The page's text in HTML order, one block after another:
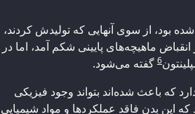
بود، از سوی آنهایی که تولیدش کردند،
ماهیچه‌های پایینی شکم آمد، اما در
6 گفته می‌شود.
که باعث شده‌اند بتواند وجود فیزیکی
این بدن فاقد عملکردها و مواد شیمیاییِ‌